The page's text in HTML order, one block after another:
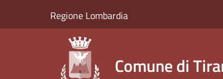
Regione Lombardia
Comune di